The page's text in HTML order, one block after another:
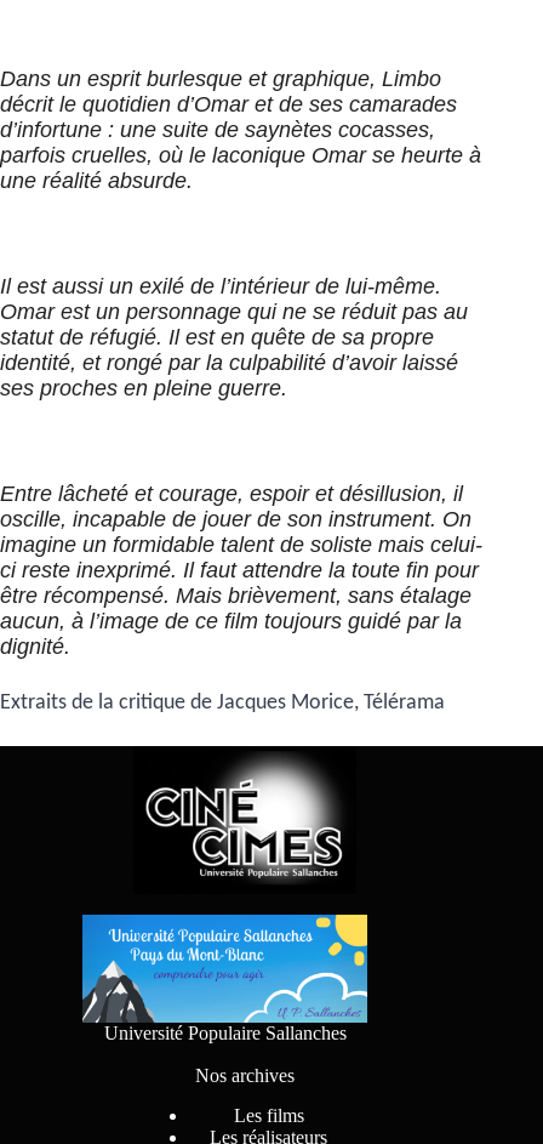
Dans un esprit burlesque et graphique, Limbo
décrit le quotidien d’Omar et de ses camarades
d’infortune : une suite de saynètes cocasses,
parfois cruelles, où le laconique Omar se heurte à
une réalité absurde.
Il est aussi un exilé de l’intérieur de lui-même.
Omar est un personnage qui ne se réduit pas au
statut de réfugié. Il est en quête de sa propre
identité, et rongé par la culpabilité d’avoir laissé
ses proches en pleine guerre.
Entre lâcheté et courage, espoir et désillusion, il
oscille, incapable de jouer de son instrument. On
imagine un formidable talent de soliste mais celui-
ci reste inexprimé. Il faut attendre la toute fin pour
être récompensé. Mais brièvement, sans étalage
aucun, à l’image de ce film toujours guidé par la
dignité.
Extraits de la critique de Jacques Morice, Télérama
Université Populaire Sallanches
Nos archives
Les films
Les réalisateurs